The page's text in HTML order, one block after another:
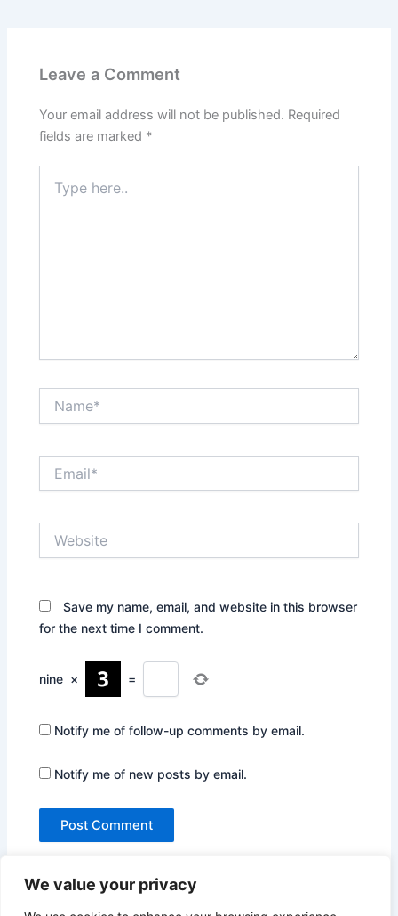
We value your privacy
Leave a Comment
Your email address will not be published. Required
fields are marked *
here..
Save my name, email, and website in this browser
for the next time I comment.
nine × =
Notify me of follow-up comments by email.
Notify me of new posts by email.